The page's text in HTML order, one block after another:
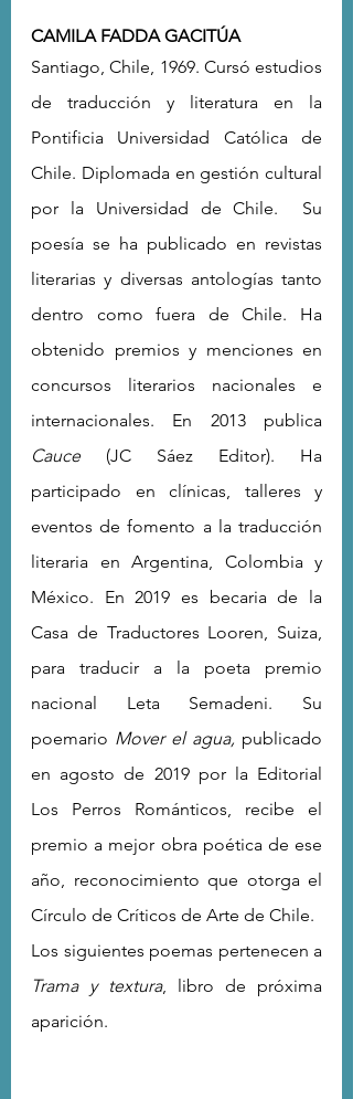
CAMILA FADDA GACITÚA
Santiago, Chile, 1969. Cursó estudios
de traducción y literatura en la
Pontificia Universidad Católica de
Chile. Diplomada en gestión cultural
por la Universidad de Chile.  Su
poesía se ha publicado en revistas
literarias y diversas antologías tanto
dentro como fuera de Chile. Ha
obtenido premios y menciones en
concursos literarios nacionales e
Cauce (JC Sáez Editor). Ha
participado en clínicas, talleres y
eventos de fomento a la traducción
literaria en Argentina, Colombia y
México. En 2019 es becaria de la
Casa de Traductores Looren, Suiza,
para traducir a la poeta premio
nacional Leta Semadeni. Su
poemario Mover el agua, publicado
en agosto de 2019 por la Editorial
Los Perros Románticos, recibe el
premio a mejor obra poética de ese
año, reconocimiento que otorga el
Círculo de Críticos de Arte de Chile.
Trama y textura, libro de próxima
aparición.